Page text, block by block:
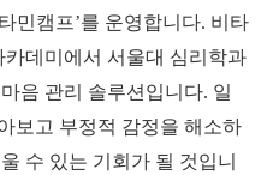
민캠프’를 운영합니다. 비타
데미에서 서울대 심리학과
음 관리 솔루션입니다. 일
보고 부정적 감정을 해소하
수 있는 기회가 될 것입니